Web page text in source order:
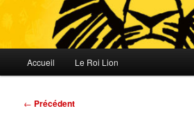
principal
Accueil Le Roi Lion
Navigation
← Précédent